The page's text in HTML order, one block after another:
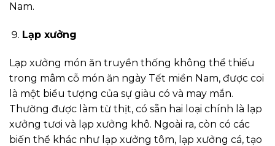
Nam.
Lạp xưởng
Lạp xưởng món ăn truyền thống không thể thiếu
trong mâm cỗ món ăn ngày Tết miền Nam, được coi
là một biểu tượng của sự giàu có và may mắn.
Thường được làm từ thịt, có sẵn hai loại chính là lạp
xưởng tươi và lạp xưởng khô. Ngoài ra, còn có các
biến thể khác như lạp xưởng tôm, lạp xưởng cá, tạo